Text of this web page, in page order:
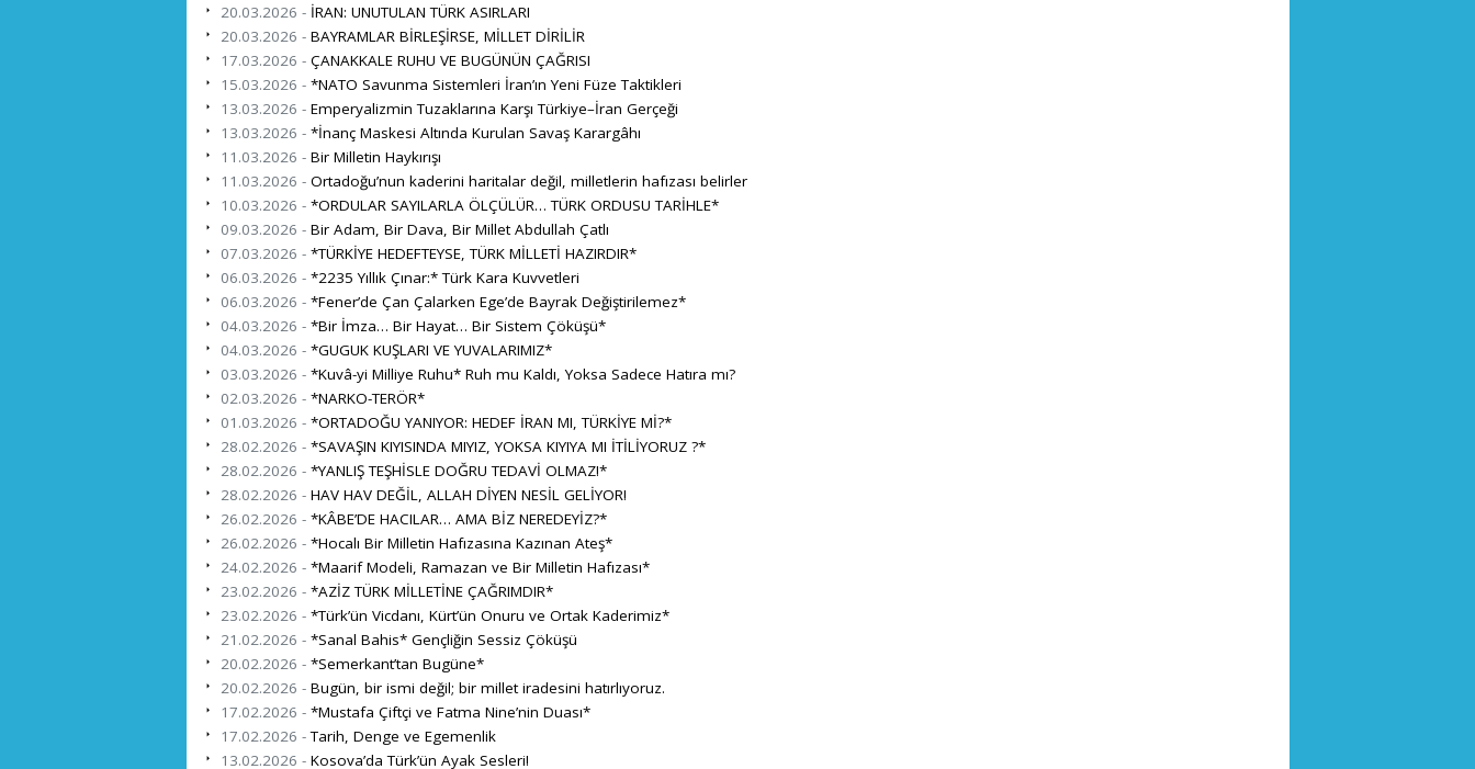
20.03.2026 - İRAN: UNUTULAN TÜRK ASIRLARI
20.03.2026 - BAYRAMLAR BİRLEŞİRSE, MİLLET DİRİLİR
17.03.2026 - ÇANAKKALE RUHU VE BUGÜNÜN ÇAĞRISI
15.03.2026 - *NATO Savunma Sistemleri İran’ın Yeni Füze Taktikleri
13.03.2026 - Emperyalizmin Tuzaklarına Karşı Türkiye–İran Gerçeği
13.03.2026 - *İnanç Maskesi Altında Kurulan Savaş Karargâhı
11.03.2026 - Bir Milletin Haykırışı
11.03.2026 - Ortadoğu’nun kaderini haritalar değil, milletlerin hafızası belirler
10.03.2026 - *ORDULAR SAYILARLA ÖLÇÜLÜR… TÜRK ORDUSU TARİHLE*
09.03.2026 - Bir Adam, Bir Dava, Bir Millet Abdullah Çatlı
07.03.2026 - *TÜRKİYE HEDEFTEYSE, TÜRK MİLLETİ HAZIRDIR*
06.03.2026 - *2235 Yıllık Çınar:* Türk Kara Kuvvetleri
06.03.2026 - *Fener’de Çan Çalarken Ege’de Bayrak Değiştirilemez*
04.03.2026 - *Bir İmza… Bir Hayat… Bir Sistem Çöküşü*
04.03.2026 - *GUGUK KUŞLARI VE YUVALARIMIZ*
03.03.2026 - *Kuvâ-yi Milliye Ruhu* Ruh mu Kaldı, Yoksa Sadece Hatıra mı?
02.03.2026 - *NARKO-TERÖR*
01.03.2026 - *ORTADOĞU YANIYOR: HEDEF İRAN MI, TÜRKİYE Mİ?*
28.02.2026 - *SAVAŞIN KIYISINDA MIYIZ, YOKSA KIYIYA MI İTİLİYORUZ ?*
28.02.2026 - *YANLIŞ TEŞHİSLE DOĞRU TEDAVİ OLMAZ!*
28.02.2026 - HAV HAV DEĞİL, ALLAH DİYEN NESİL GELİYOR!
26.02.2026 - *KÂBE’DE HACILAR… AMA BİZ NEREDEYİZ?*
26.02.2026 - *Hocalı Bir Milletin Hafızasına Kazınan Ateş*
24.02.2026 - *Maarif Modeli, Ramazan ve Bir Milletin Hafızası*
23.02.2026 - *AZİZ TÜRK MİLLETİNE ÇAĞRIMDIR*
23.02.2026 - *Türk’ün Vicdanı, Kürt’ün Onuru ve Ortak Kaderimiz*
21.02.2026 - *Sanal Bahis* Gençliğin Sessiz Çöküşü
20.02.2026 - *Semerkant’tan Bugüne*
20.02.2026 - Bugün, bir ismi değil; bir millet iradesini hatırlıyoruz.
17.02.2026 - *Mustafa Çiftçi ve Fatma Nine’nin Duası*
17.02.2026 -Tarih, Denge ve Egemenlik
13.02.2026 - Kosova’da Türk’ün Ayak Sesleri!